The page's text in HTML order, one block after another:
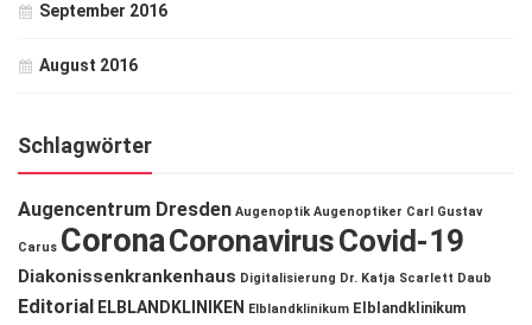
September 2016
August 2016
Schlagwörter
Augencentrum Dresden Augenoptik Augenoptiker Carl Gustav
Carus CoronaCoronavirusCovid-19
Diakonissenkrankenhaus Digitalisierung Dr. Katja Scarlett Daub
Editorial ELBLANDKLINIKEN Elblandklinikum Elblandklinikum